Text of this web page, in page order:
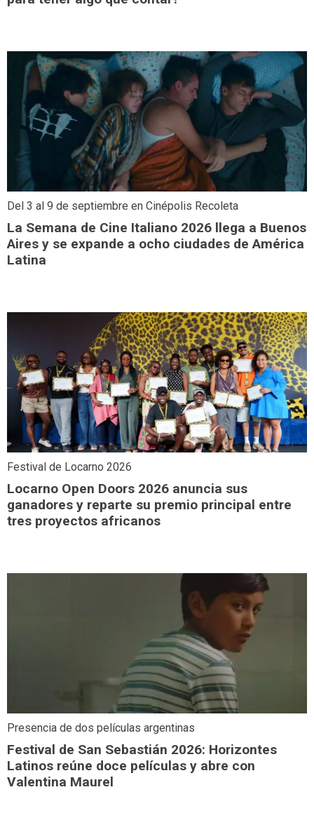
Del 3 al 9 de septiembre en Cinépolis Recoleta
La Semana de Cine Italiano 2026 llega a Buenos
Aires y se expande a ocho ciudades de América
Latina
Festival de Locarno 2026
Locarno Open Doors 2026 anuncia sus
ganadores y reparte su premio principal entre
tres proyectos africanos
Presencia de dos películas argentinas
Festival de San Sebastián 2026: Horizontes
Latinos reúne doce películas y abre con
Valentina Maurel